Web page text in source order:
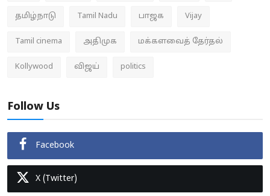
தமிழ்நாடு Tamil Nadu பாஜக Vijay
Tamil cinema அதிமுக மக்களவைத் தேர்தல்
Kollywood விஜய் politics
Follow Us
Facebook
X (Twitter)